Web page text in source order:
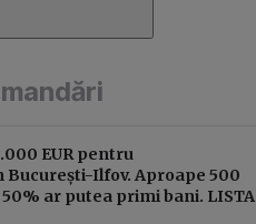
EUR pentru
Ilfov. Aproape 500
ar putea primi bani. LISTA